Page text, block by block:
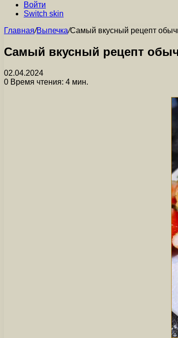
Войти
Switch skin
Главная/Выпечка/Самый вкусный рецепт
Самый вкусный рецепт
02.04.2024
0 Время чтения: 4 мин.